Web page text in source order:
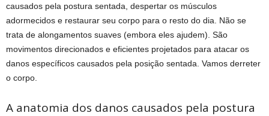
causados pela postura sentada, despertar os músculos
adormecidos e restaurar seu corpo para o resto do dia. Não se
trata de alongamentos suaves (embora eles ajudem). São
movimentos direcionados e eficientes projetados para atacar os
danos específicos causados pela posição sentada. Vamos derreter
o corpo.
A anatomia dos danos causados pela postura